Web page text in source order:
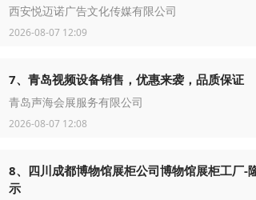
西安悦迈诺广告文化传媒有限公司
2026-08-07 12:09
7、青岛视频设备销售，优惠来袭，品质保证
青岛声海会展服务有限公司
2026-08-07 12:08
8、四川成都博物馆展柜公司博物馆展柜工厂-
示